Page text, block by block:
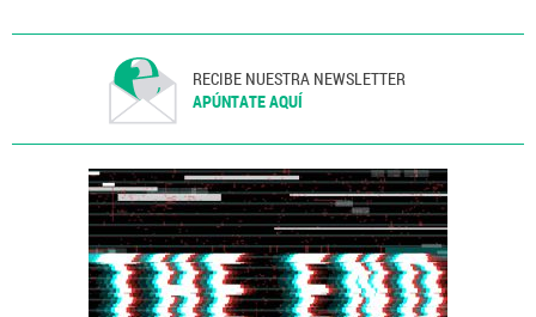
RECIBE NUESTRA NEWSLETTER
APÚNTATE AQUÍ